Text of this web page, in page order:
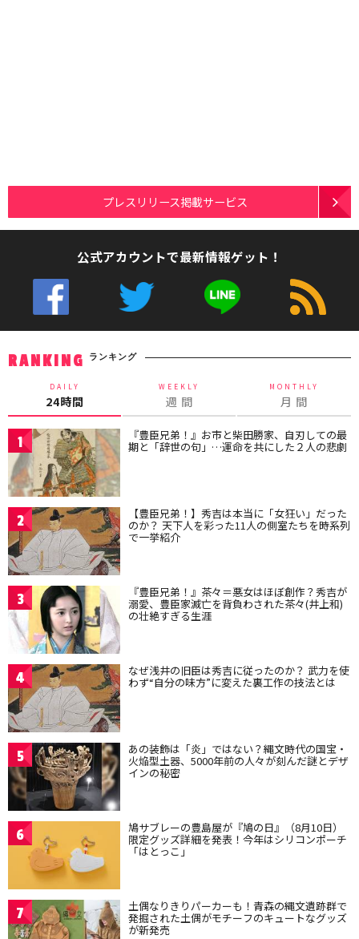
プレスリリース掲載サービス
公式アカウントで最新情報ゲット！
RANKING ランキング
DAILY
24時間
WEEKLY
週 間
MONTHLY
月 間
1 『豊臣兄弟！』お市と柴田勝家、自刃しての最
期と「辞世の句」…運命を共にした２人の悲劇
2 【豊臣兄弟！】秀吉は本当に「女狂い」だった
のか？ 天下人を彩った11人の側室たちを時系列
で一挙紹介
3 『豊臣兄弟！』茶々＝悪女はほぼ創作？秀吉が
溺愛、豊臣家滅亡を背負わされた茶々(井上和)
の壮絶すぎる生涯
4 なぜ浅井の旧臣は秀吉に従ったのか？ 武力を使
わず“自分の味方”に変えた裏工作の技法とは
5 あの装飾は「炎」ではない？縄文時代の国宝・
火焔型土器、5000年前の人々が刻んだ謎とデザ
インの秘密
6 鳩サブレーの豊島屋が『鳩の日』（8月10日）
限定グッズ詳細を発表！今年はシリコンポーチ
「はとっこ」
7 土偶なりきりパーカーも！青森の縄文遺跡群で
発掘された土偶がモチーフのキュートなグッズ
が新発売